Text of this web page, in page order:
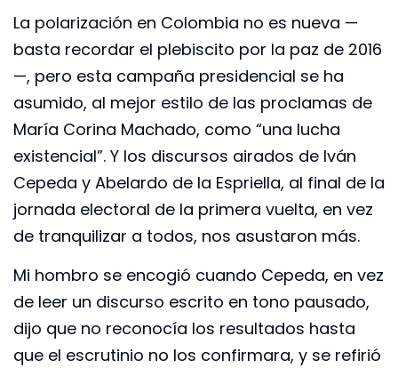
La polarización en Colombia no es nueva —
basta recordar el plebiscito por la paz de 2016
—, pero esta campaña presidencial se ha
asumido, al mejor estilo de las proclamas de
María Corina Machado, como “una lucha
existencial”. Y los discursos airados de Iván
Cepeda y Abelardo de la Espriella, al final de la
jornada electoral de la primera vuelta, en vez
de tranquilizar a todos, nos asustaron más.
Mi hombro se encogió cuando Cepeda, en vez
de leer un discurso escrito en tono pausado,
dijo que no reconocía los resultados hasta
que el escrutinio no los confirmara, y se refirió